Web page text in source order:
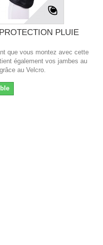
PLUIE
que vous montez avec cette
également vos jambes au
au Velcro.